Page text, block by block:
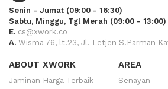
Senin - Jumat (09:00 - 16:30)
Sabtu, Minggu, Tgl Merah (09:00 - 13:00)
E. cs@xwork.co
A. Wisma 76, lt.23, Jl. Letjen S.Parman
ABOUT XWORK
Jaminan Harga Terbaik
AREA
Senayan